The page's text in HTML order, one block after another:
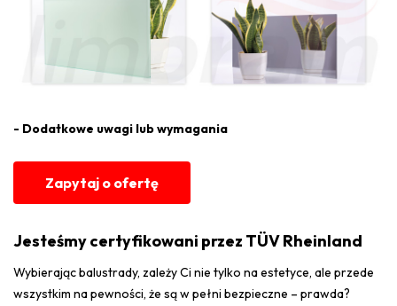
- Dodatkowe uwagi lub wymagania
Zapytaj o ofertę
Jesteśmy certyfikowani przez TÜV Rheinland
Wybierając balustrady, zależy Ci nie tylko na estetyce, ale przede
wszystkim na pewności, że są w pełni bezpieczne – prawda?